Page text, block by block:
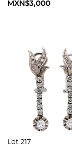
MXN$3,000
Lot 217